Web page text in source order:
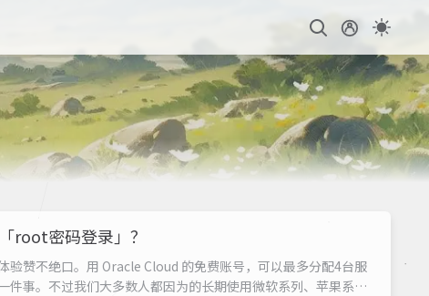
root密码登录」？
验赞不绝口。用 Oracle Cloud 的免费账号，可以最多分配4台服
件事。不过我们大多数人都因为的长期使用微软系列、苹果系